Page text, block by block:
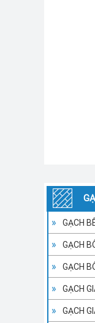
GẠCH
GẠCH
GẠCH
GẠCH
GẠCH